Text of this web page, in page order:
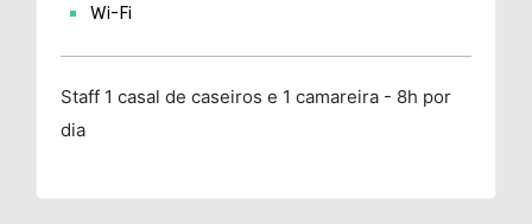
Wi-Fi
Staff 1 casal de caseiros e 1 camareira - 8h por
dia